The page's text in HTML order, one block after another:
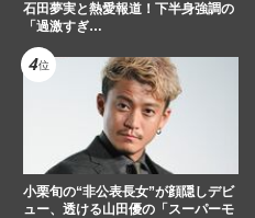
石田夢実と熱愛報道！下半身強調の
「過激すぎ…
小栗旬の“非公表長女”が顔隠しデビ
ュー、透ける山田優の「スーパーモ